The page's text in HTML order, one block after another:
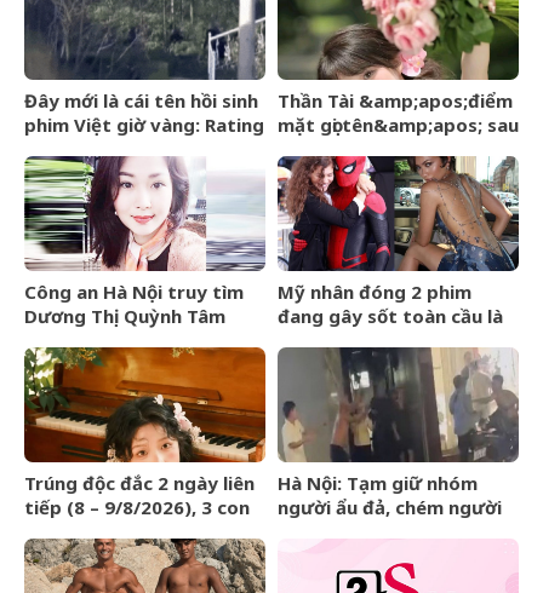
Đây mới là cái tên hồi sinh
phim Việt giờ vàng: Rating
đút túi 3 tỷ mỗi tập
Thần Tài &amp;apos;điểm
mặt gọi tên&amp;apos; sau
lộc nhiều hơn sông, chính
thức hết khổ
Công an Hà Nội truy tìm
Dương Thị Quỳnh Tâm
Mỹ nhân đóng 2 phim
đang gây sốt toàn cầu là
&amp;apos;Người
Nhện&amp;apos;
Trúng độc đắc 2 ngày liên
tiếp (8 – 9/8/2026), 3 con
tài lộc&amp;apos;, tiền
bạc kéo ùn ùn vào nhà
Hà Nội: Tạm giữ nhóm
người ẩu đả, chém người